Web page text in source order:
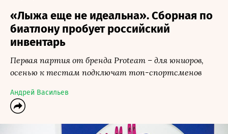
«Лыжа еще не идеальна». Сборная по
биатлону пробует российский
инвентарь
Первая партия от бренда Proteam – для юниоров,
осенью к тестам подключат топ-спортсменов
Андрей Васильев